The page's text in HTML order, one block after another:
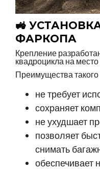
🚜
ФАРКОПА
Крепление
квадроцикла на
Преимущества
не требует
сохраняет
не ухудшает
позволяет
снимать
обеспечивает